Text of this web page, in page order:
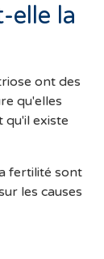
elle la
ont des
qu'elles
existe
fertilité sont
les causes